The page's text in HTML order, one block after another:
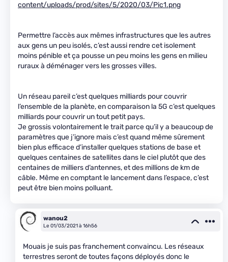
content/uploads/prod/sites/5/2020/03/Pic1.png
Permettre l’accès aux mêmes infrastructures que les autres
aux gens un peu isolés, c’est aussi rendre cet isolement
moins pénible et ça pousse un peu moins les gens en milieu
ruraux à déménager vers les grosses villes.
Un réseau pareil c’est quelques milliards pour couvrir
l’ensemble de la planète, en comparaison la 5G c’est quelques
milliards pour couvrir un tout petit pays.
Je grossis volontairement le trait parce qu’il y a beaucoup de
paramètres que j’ignore mais c’est quand même sûrement
bien plus efficace d’installer quelques stations de base et
quelques centaines de satellites dans le ciel plutôt que des
centaines de milliers d’antennes, et des millions de km de
câble. Même en comptant le lancement dans l’espace, c’est
peut être bien moins polluant.
wanou2
Le 01/03/2021 à 16h56
Mouais je suis pas franchement convaincu. Les réseaux
terrestres seront de toutes façons déployés donc le